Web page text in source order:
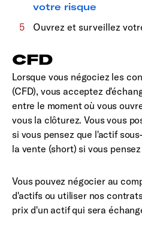
votre risque
Ouvrez et surveillez
CFD
Lorsque vous négociez les
(CFD), vous acceptez
entre le moment où vous
vous la clôturez. Vous vous
si vous pensez que l'actif
la vente (short) si vous
Vous pouvez négocier au
d'actifs ou utiliser nos
prix d'un actif qui sera